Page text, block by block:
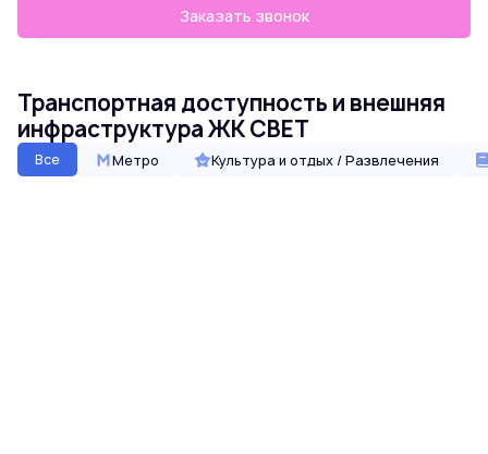
Заказать звонок
Транспортная доступность и внешняя
инфраструктура ЖК СВЕТ
Все Метро Культура и отдых / Развлечения